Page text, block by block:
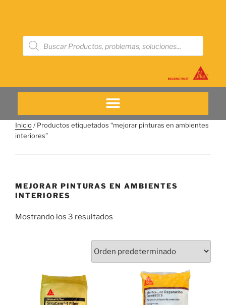
Inicio/ Productos etiquetados “mejorar pinturas en ambientes
interiores”
MEJORAR PINTURAS EN AMBIENTES
INTERIORES
Mostrando los 3 resultados